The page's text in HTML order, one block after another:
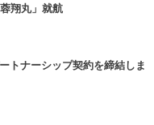
翔丸」就航
トナーシップ契約を締結しま